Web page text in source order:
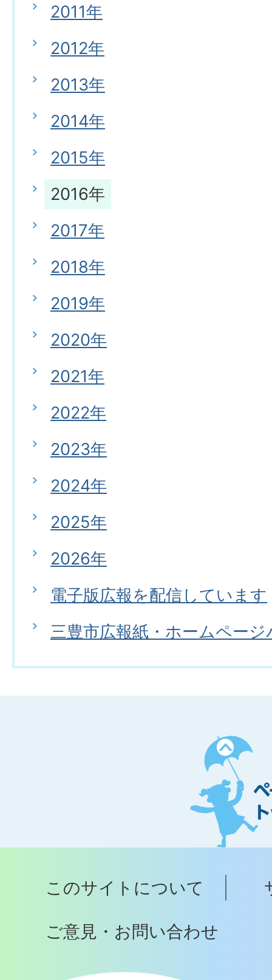
2011年
2012年
2013年
2014年
2015年
2016年
2017年
2018年
2019年
2020年
2021年
2022年
2023年
2024年
2025年
2026年
電子版広報を配信しています
三豊市広報紙・ホームペー
ペ
ー
ジ
ト
ッ
へ
このサイトについて
ご意見・お問い合わせ